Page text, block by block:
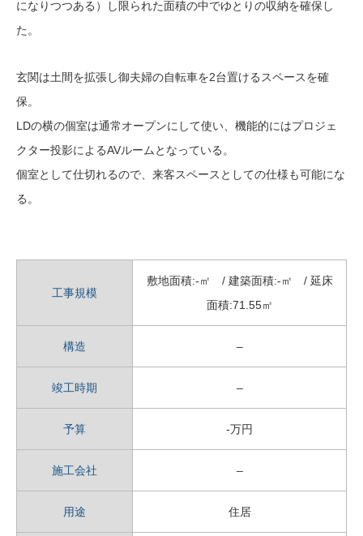
になりつつある）し限られた面積の中でゆとりの収納を確保し
た。
玄関は土間を拡張し御夫婦の自転車を2台置けるスペースを確
保。
LDの横の個室は通常オープンにして使い、機能的にはプロジェ
クター投影によるAVルームとなっている。
個室として仕切れるので、来客スペースとしての仕様も可能にな
る。
工事規模
敷地面積:-㎡ / 建築面積:-㎡ / 延床
面積:71.55㎡
構造 –
竣工時期 –
予算 -万円
施工会社 –
用途 住居